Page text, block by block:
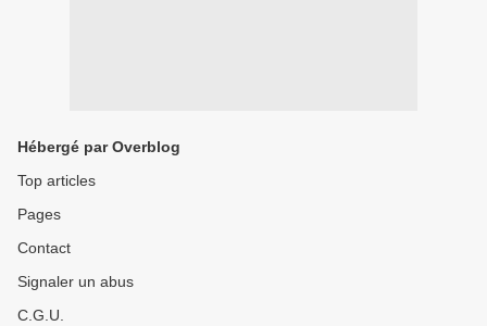
Hébergé par Overblog
Top articles
Pages
Contact
Signaler un abus
C.G.U.